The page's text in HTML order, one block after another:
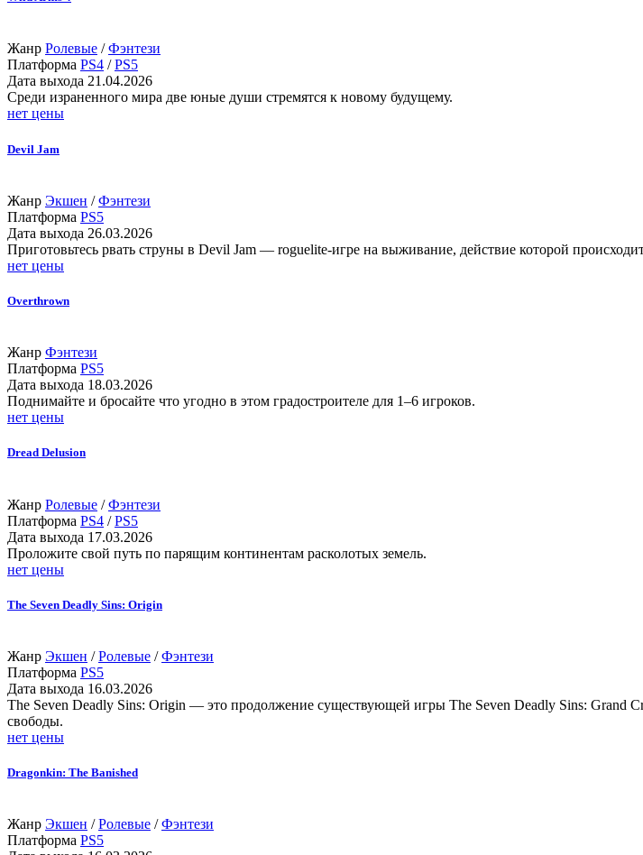
Жанр Ролевые /Фэнтези
Платформа PS4 /PS5
Дата выхода 21.04.2026
Среди израненного мира две юные души стремятся к новому будущему.
нет цены
Devil Jam
Жанр Экшен /Фэнтези
Платформа PS5
Дата выхода 26.03.2026
Приготовьтесь рвать струны в Devil Jam — roguelite-игре на выживание, действие которой
нет цены
Overthrown
Жанр Фэнтези
Платформа PS5
Дата выхода 18.03.2026
Поднимайте и бросайте что угодно в этом градостроителе для 1–6 игроков.
нет цены
Dread Delusion
Жанр Ролевые /Фэнтези
Платформа PS4 /PS5
Дата выхода 17.03.2026
Проложите свой путь по парящим континентам расколотых земель.
нет цены
The Seven Deadly Sins: Origin
Жанр Экшен /Ролевые /Фэнтези
Платформа PS5
Дата выхода 16.03.2026
The Seven Deadly Sins: Origin — это продолжение существующей игры The Seven Deadly Sins:
свободы.
нет цены
Dragonkin: The Banished
Жанр Экшен /Ролевые /Фэнтези
Платформа PS5